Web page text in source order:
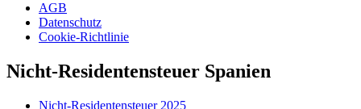
AGB
Datenschutz
Cookie-Richtlinie
Nicht-Residentensteuer Spanien
Nicht-Residentensteuer 2025